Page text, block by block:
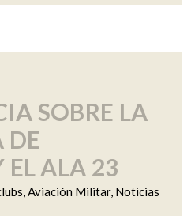
SOBRE LA
DE
EL ALA 23
,Aviación Militar, Noticias